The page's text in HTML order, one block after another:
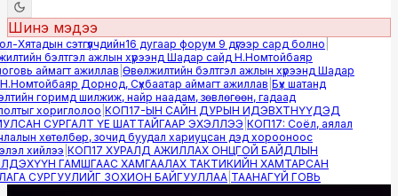
Шинэ мэдээ
Хятадын сэтгүүлчдийн16 дугаар форум 9 дүгээр сард болно|
бэлтгэл ажлын хүрээнд Шадар сайд Н.Номтойбаяр
аймагт ажиллав|Өвөлжилтийн бэлтгэл ажлын хүрээнд Шадар
Дорнод, Сүхбаатар аймагт ажиллав|Бүх шатанд
горимд шилжиж, найр наадам, зөвлөгөөн, гадаад
хориглолоо|КОП17-ЫН САЙН ДУРЫН ИДЭВХТНҮҮДЭД
СУРГАЛТ ҮЕ ШАТТАЙГААР ЭХЭЛЛЭЭ|КОП17: Соёл, аялал
хөтөлбөр, зочид буудал хариуцсан дэд хорооноос
хийлээ|КОП17 ХУРАЛД АЖИЛЛАХ ОНЦГОЙ БАЙДЛЫН
ГАМШГААС ХАМГААЛАХ ТАКТИКИЙН ХАМТАРСАН
СУРГУУЛИЙГ ЗОХИОН БАЙГУУЛЛАА|ТААНАГҮЙ ГОВЬ